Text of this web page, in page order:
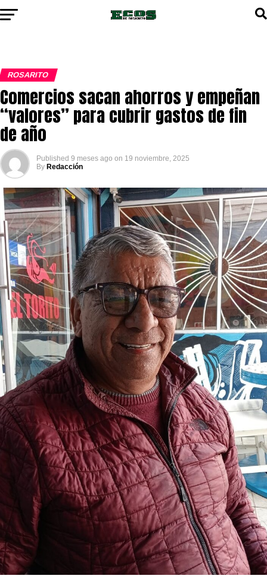
ROSARITO
Comercios sacan ahorros y empeñan
“valores” para cubrir gastos de fin
de año
Published 9 meses ago on 19 noviembre, 2025
By Redacción